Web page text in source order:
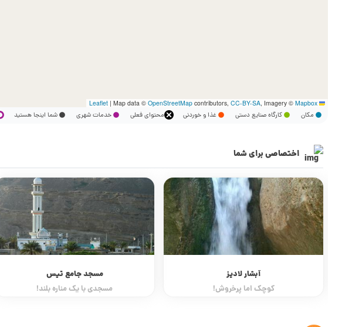
Leaflet
| Map data © OpenStreetMapcontributors, CC-BY-SA, Imagery © Mapbox
مکان کارگاه صنایع دستی غذا و خوردنی محتوای فعلی خدمات شهری شما اینجا هستید
اختصاصی برای شما
آبشار لادیز
کوچک اما پرخروش!
مسجد جامع تیس
مسجدی با یک مناره بلند!